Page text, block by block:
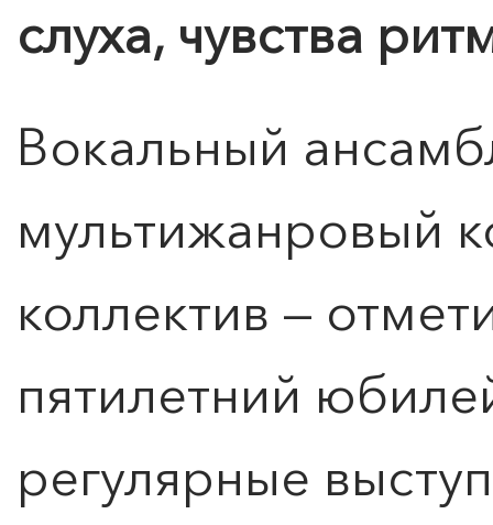
слуха, чувства
Вокальный
мультижанровый
коллектив —
пятилетний
регулярные
Расписание